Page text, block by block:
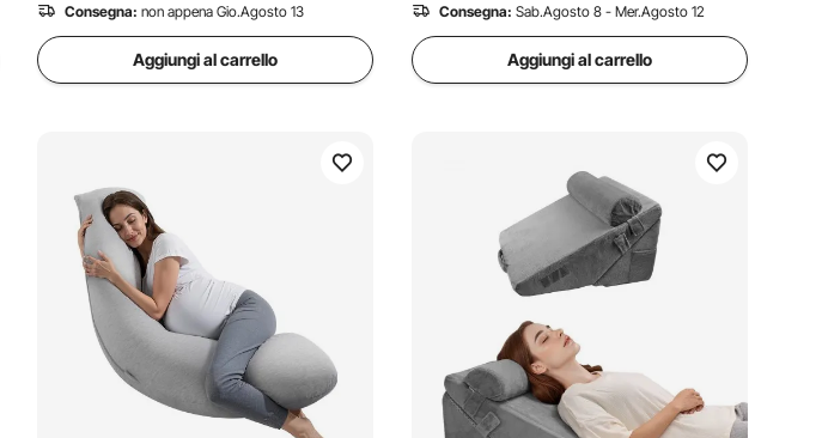
Consegna: non appena Gio.Agosto 13
Aggiungi al carrello
Consegna: Sab.Agosto 8 - Mer.Agosto 12
Aggiungi al carrello